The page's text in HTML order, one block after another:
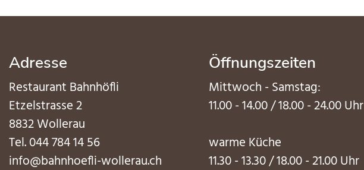
Adresse
Restaurant Bahnhöfli
Etzelstrasse 2
8832 Wollerau
Tel.044 784 14 56
info@bahnhoefli-wollerau.ch
Öffnungszeiten
Mittwoch - Samstag:
11.00 - 14.00 / 18.00 - 24.00 Uhr
warme Küche
11.30 - 13.30 / 18.00 - 21.00 Uhr